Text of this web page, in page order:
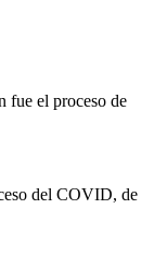
fue el proceso de
del COVID, de